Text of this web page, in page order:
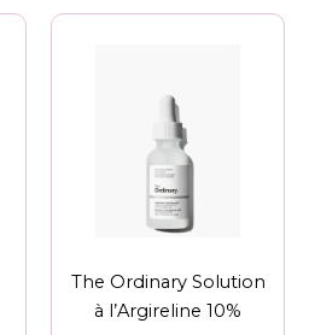
The Ordinary Solution
à l’Argireline 10%